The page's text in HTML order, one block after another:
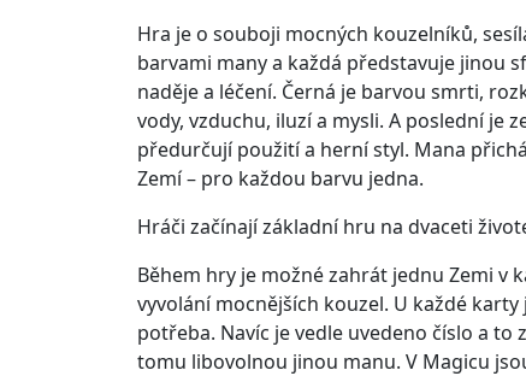
Hra je o souboji mocných kouzelníků,
barvami many a každá představuje jinou
naděje a léčení. Černá je barvou smrti,
vody, vzduchu, iluzí a mysli. A poslední je
předurčují použití a herní styl. Mana
Zemí – pro každou barvu jedna.
Hráči začínají základní hru na dvaceti
Během hry je možné zahrát jednu Zemi v
vyvolání mocnějších kouzel. U každé
potřeba. Navíc je vedle uvedeno číslo a
tomu libovolnou jinou manu. V Magicu